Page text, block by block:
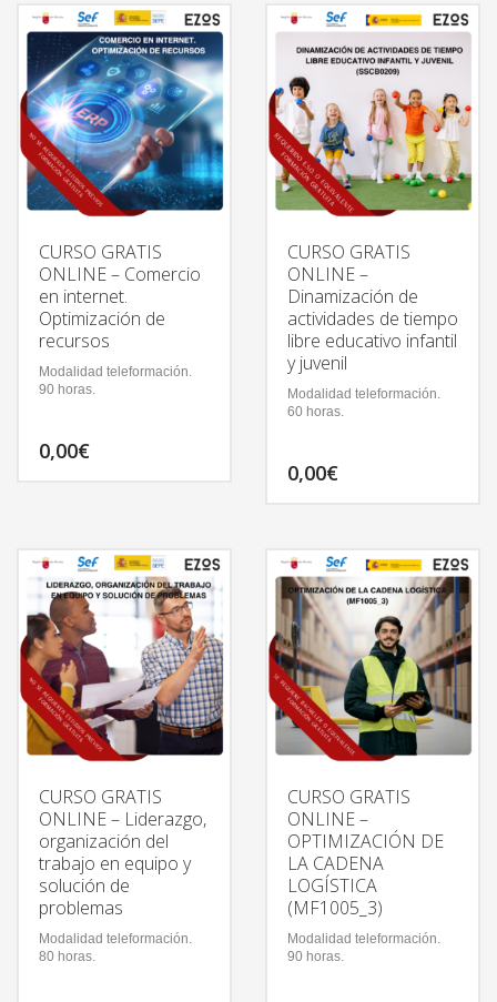
CURSO GRATIS
ONLINE – Comercio
en internet.
Optimización de
recursos
Modalidad teleformación.
90 horas.
0,00€
CURSO GRATIS
ONLINE –
Dinamización de
actividades de tiempo
libre educativo infantil
y juvenil
Modalidad teleformación.
60 horas.
0,00€
CURSO GRATIS
ONLINE – Liderazgo,
organización del
trabajo en equipo y
solución de
problemas
Modalidad teleformación.
80 horas.
CURSO GRATIS
ONLINE –
OPTIMIZACIÓN DE
LA CADENA
LOGÍSTICA
(MF1005_3)
Modalidad teleformación.
90 horas.